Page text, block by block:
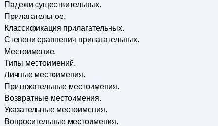
Падежи существительных.
Прилагательное.
Классификация прилагательных.
Степени сравнения прилагательных.
Местоимение.
Типы местоимений.
Личные местоимения.
Притяжательные местоимения.
Возвратные местоимения.
Указательные местоимения.
Вопросительные местоимения.